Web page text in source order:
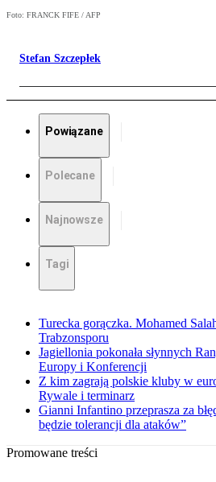
Foto: FRANCK FIFE / AFP
Stefan Szczepłek
Powiązane
Polecane
Najnowsze
Tagi
Turecka gorączka. Mohamed
Trabzonsporu
Jagiellonia pokonała słynnych
Europy i Konferencji
Z kim zagrają polskie kluby w
Rywale i terminarz
Gianni Infantino przeprasza za
będzie tolerancji dla ataków”
Promowane treści